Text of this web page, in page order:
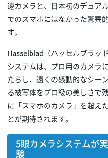
遠カメラと、日本初のデュア
でのスマホにはなかった驚異
す。
Hasselblad（ハッセルブラッ
システムは、プロ用のカメラ
たらし、遠くの感動的なシー
る被写体をプロ級の美しさで
に「スマホのカメラ」を超え
とが期待されます。
5眼カメラシステムが
験